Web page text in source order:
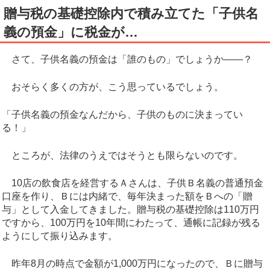
贈与税の基礎控除内で積み立てた「子供名
義の預金」に税金が…
さて、子供名義の預金は「誰のもの」でしょうか——？
おそらく多くの方が、こう思っているでしょう。
「子供名義の預金なんだから、子供のものに決まってい
る！」
ところが、法律のうえではそうとも限らないのです。
10店の飲食店を経営するＡさんは、子供Ｂ名義の普通預金
口座を作り、Ｂには内緒で、毎年決まった額をＢへの「贈
与」として入金してきました。贈与税の基礎控除は110万円
ですから、100万円を10年間にわたって、通帳に記録が残る
ようにして振り込みます。
昨年8月の時点で金額が1,000万円になったので、Ｂに贈与